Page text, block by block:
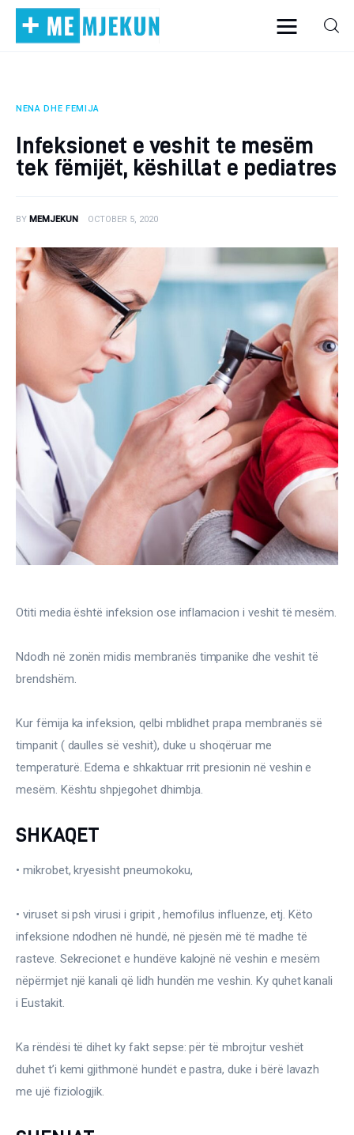
Home
Alergjite
Endokrinologji
Gastroeneterologji
Gjinekologji/ Andrologji
Hematologji
Intervista
Laborator dhe Radiologji
Mirëqenie
Nena dhe Femija
ORL
Pneumologji
Psikologji
Regjim ushqimor
Sëmundje infektive
COVID-19
Semundjet e zemres
NENA DHE FEMIJA
Infeksionet e veshit te mesëm
tek fëmijët, këshillat e pediatres
BY MEMJEKUN OCTOBER 5, 2020
Otiti media është infeksion ose inflamacion i veshit të mesëm.
Ndodh në zonën midis membranës timpanike dhe veshit të
brendshëm.
Kur fëmija ka infeksion, qelbi mblidhet prapa membranës së
timpanit ( daulles së veshit), duke u shoqëruar me
temperaturë. Edema e shkaktuar rrit presionin në veshin e
mesëm. Kështu shpjegohet dhimbja.
SHKAQET
• mikrobet, kryesisht pneumokoku,
• viruset si psh virusi i gripit , hemofilus influenze, etj. Këto
infeksione ndodhen në hundë, në pjesën më të madhe të
rasteve. Sekrecionet e hundëve kalojnë në veshin e mesëm
nëpërmjet një kanali që lidh hundën me veshin. Ky quhet kanali
i Eustakit.
Ka rëndësi të dihet ky fakt sepse: për të mbrojtur veshët
duhet t’i kemi gjithmonë hundët e pastra, duke i bërë lavazh
me ujë fiziologjik.